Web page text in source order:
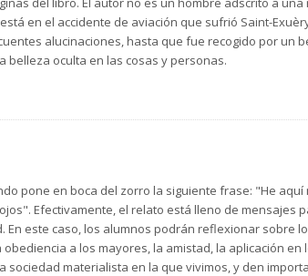
en el accidente de aviación que sufrió Saint-
alucinaciones, hasta que fue recogido por un
belleza oculta en las cosas y personas.
pone en boca del zorro la siguiente frase: "He
Efectivamente, el relato está lleno de mensajes
este caso, los alumnos podrán reflexionar sobre
a los mayores, la amistad, la aplicación en
materialista en la que vivimos, y den